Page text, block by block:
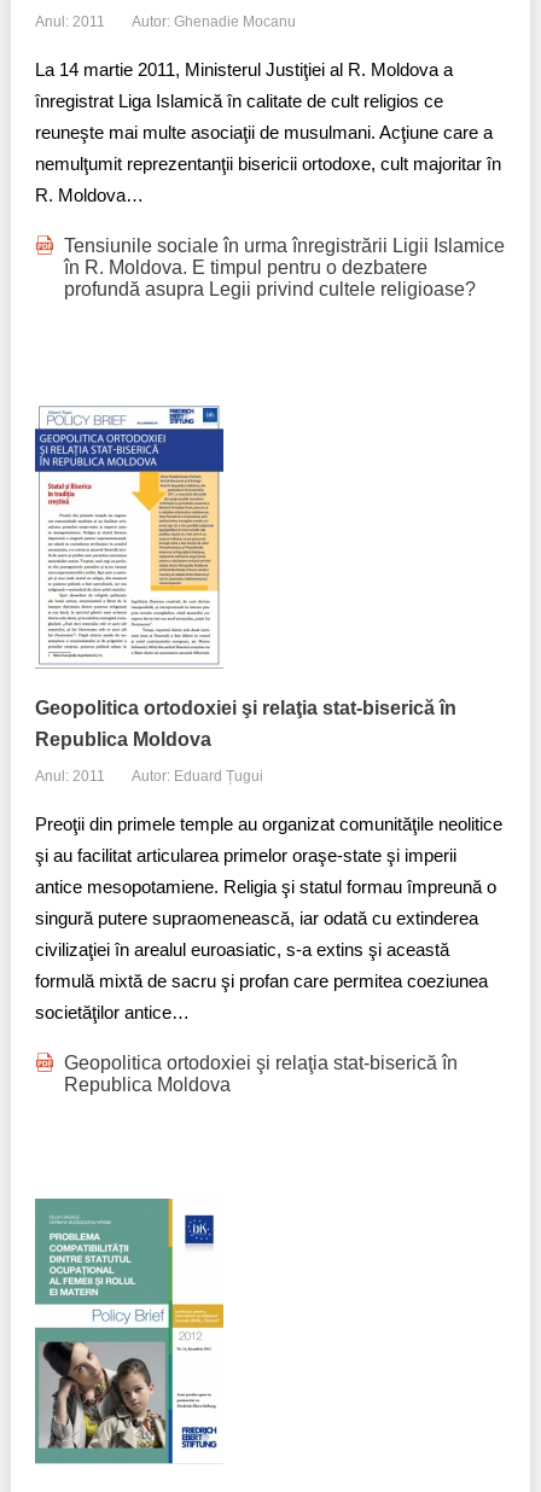
Anul: 2011 Autor: Ghenadie Mocanu
La 14 martie 2011, Ministerul Justiţiei al R. Moldova a
înregistrat Liga Islamică în calitate de cult religios ce
reuneşte mai multe asociaţii de musulmani. Acţiune care a
nemulţumit reprezentanţii bisericii ortodoxe, cult majoritar în
R. Moldova…
Tensiunile sociale în urma înregistrării Ligii Islamice
în R. Moldova. E timpul pentru o dezbatere
profundă asupra Legii privind cultele religioase?
Geopolitica ortodoxiei şi relaţia stat-biserică în
Republica Moldova
Anul: 2011 Autor: Eduard Țugui
Preoţii din primele temple au organizat comunităţile neolitice
şi au facilitat articularea primelor oraşe-state şi imperii
antice mesopotamiene. Religia şi statul formau împreună o
singură putere supraomenească, iar odată cu extinderea
civilizaţiei în arealul euroasiatic, s-a extins şi această
formulă mixtă de sacru şi profan care permitea coeziunea
societăţilor antice…
Geopolitica ortodoxiei şi relaţia stat-biserică în
Republica Moldova